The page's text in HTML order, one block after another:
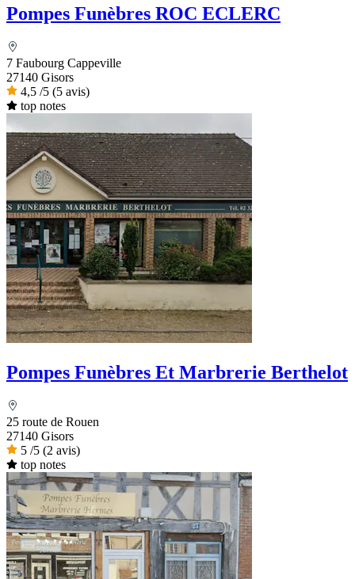
Pompes Funèbres ROC ECLERC
7 Faubourg Cappeville
27140 Gisors
4,5 /5 (5 avis)
top notes
Pompes Funèbres Et Marbrerie Berthelot
25 route de Rouen
27140 Gisors
5 /5 (2 avis)
top notes